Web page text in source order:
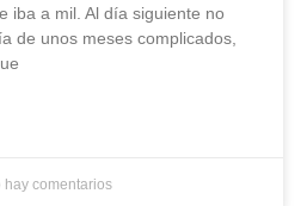
iba a mil. Al día siguiente no
de unos meses complicados,
hay comentarios